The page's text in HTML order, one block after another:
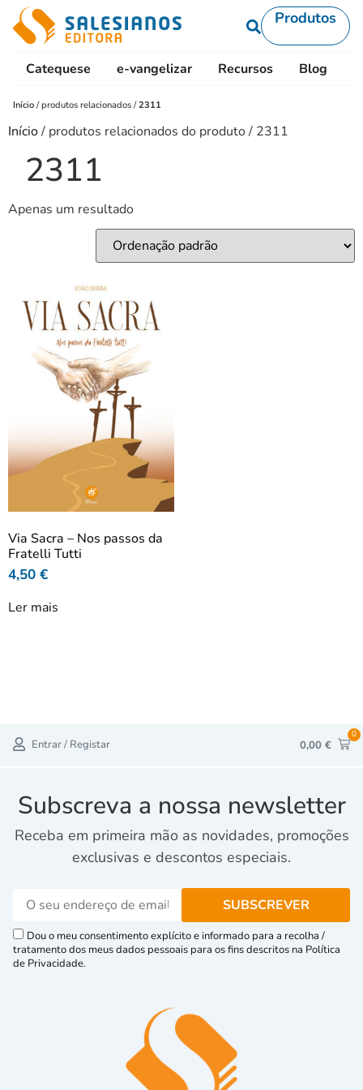
Produtos
Catequese e-vangelizar Recursos Blog
Início /produtos relacionados /2311
Início/ produtos relacionados do produto / 2311
2311
Apenas um resultado
Via Sacra – Nos passos da
Fratelli Tutti
4,50 €
Ler mais
Entrar / Registar 0,00 €
0
Subscreva a nossa newsletter
Receba em primeira mão as novidades, promoções
exclusivas e descontos especiais.
Dou o meu consentimento explícito e informado para a recolha /
tratamento dos meus dados pessoais para os fins descritos na Política
de Privacidade.